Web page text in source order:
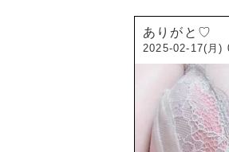
ありがと♡
2025-02-17(月)